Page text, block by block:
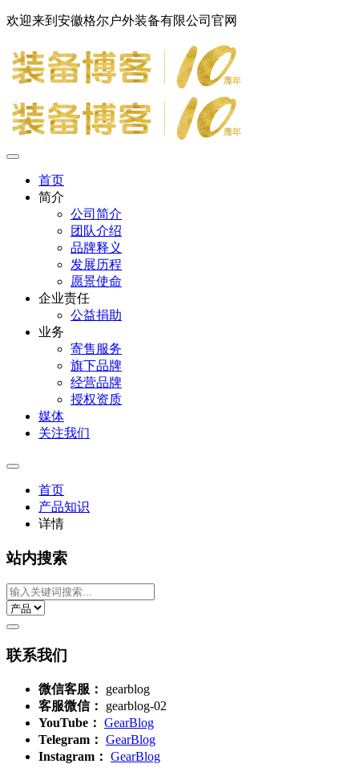
欢迎来到安徽格尔户外装备有限公司官网
首页
简介
公司简介
团队介绍
品牌释义
发展历程
愿景使命
企业责任
公益捐助
业务
寄售服务
旗下品牌
经营品牌
授权资质
媒体
关注我们
首页
产品知识
详情
站内搜索
联系我们
微信客服：
gearblog
客服微信：
gearblog-02
YouTube： GearBlog
Telegram： GearBlog
Instagram： GearBlog